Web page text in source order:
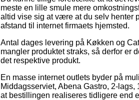
meste en lille smule mere
altid vise sig at være at du selv henter
afstand til internet firmaets hjemsted.
Antal dages levering på Køkken og
mangler produktet straks, så derfor er
det respektive produkt.
En masse internet outlets byder på
Middagsserviet, Abena Gastro, 2-
at bestillingen realiseres tidligere end